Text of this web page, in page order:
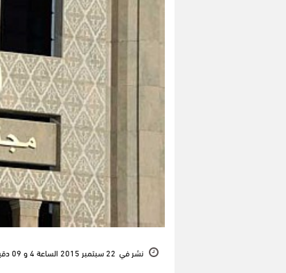
نشر في 22 سبتمبر 2015 الساعة 4 و 09 دقيقة